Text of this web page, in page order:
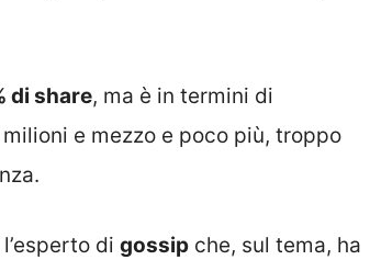
di share, ma è in termini di
e mezzo e poco più, troppo
di gossip che, sul tema, ha